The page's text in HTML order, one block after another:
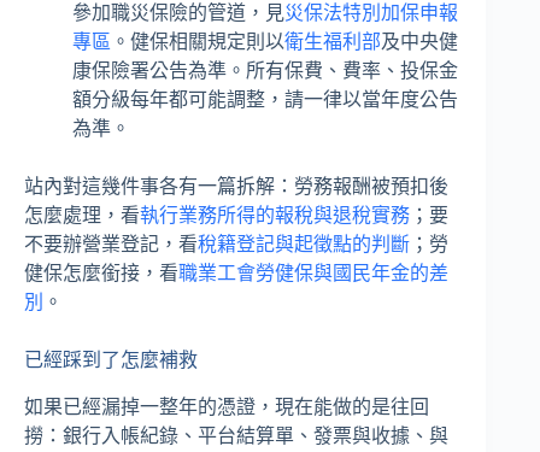
參加職災保險的管道，見災保法特別加保申報
專區 。健保相關規定則以衛生福利部及中央健
康保險署公告為準。所有保費、費率、投保金
額分級每年都可能調整，請一律以當年度公告
為準。
站內對這幾件事各有一篇拆解：勞務報酬被預扣後
怎麼處理，看執行業務所得的報稅與退稅實務 ；要
不要辦營業登記，看稅籍登記與起徵點的判斷 ；勞
健保怎麼銜接，看職業工會勞健保與國民年金的差
別 。
已經踩到了怎麼補救
如果已經漏掉一整年的憑證，現在能做的是往回
撈：銀行入帳紀錄、平台結算單、發票與收據、與